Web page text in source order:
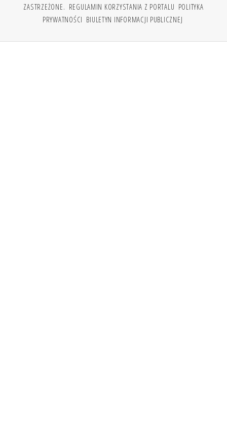
ZASTRZEŻONE. REGULAMIN KORZYSTANIA Z PORTALU POLITYKA
PRYWATNOŚCI BIULETYN INFORMACJI PUBLICZNEJ